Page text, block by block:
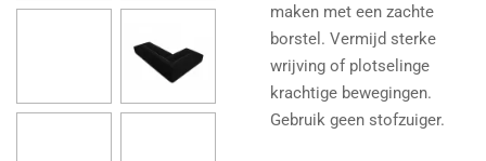
maken met een zachte
borstel. Vermijd sterke
wrijving of plotselinge
krachtige bewegingen.
Gebruik geen stofzuiger.